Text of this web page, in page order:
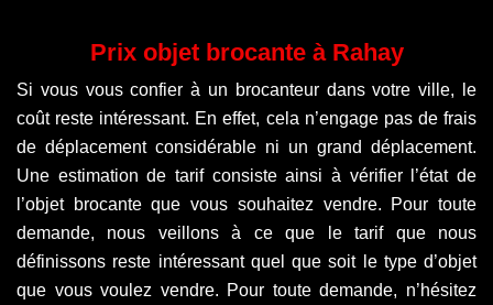
Prix objet brocante à Rahay
Si vous vous confier à un brocanteur dans votre ville, le
coût reste intéressant. En effet, cela n’engage pas de frais
de déplacement considérable ni un grand déplacement.
Une estimation de tarif consiste ainsi à vérifier l’état de
l’objet brocante que vous souhaitez vendre. Pour toute
demande, nous veillons à ce que le tarif que nous
définissons reste intéressant quel que soit le type d’objet
que vous voulez vendre. Pour toute demande, n’hésitez